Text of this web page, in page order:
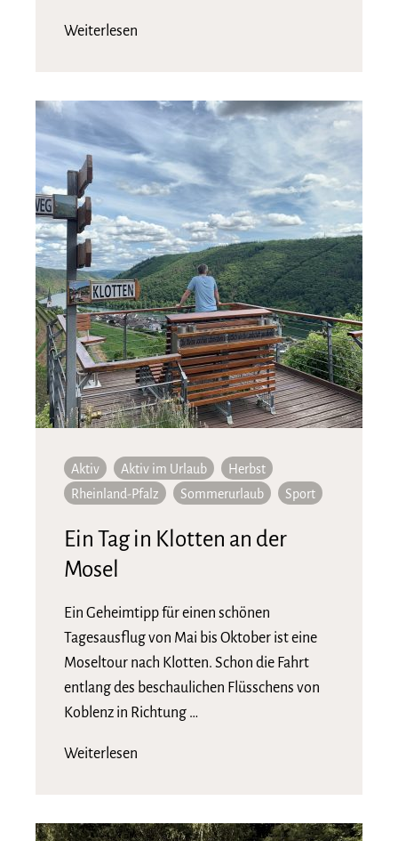
Weiterlesen
Aktiv Aktiv im Urlaub
Herbst
Rheinland-Pfalz
Sommerurlaub Sport
Ein Tag in Klotten an der
Mosel
Ein Geheimtipp für einen schönen
Tagesausflug von Mai bis Oktober ist eine
Moseltour nach Klotten. Schon die Fahrt
entlang des beschaulichen Flüsschens von
Koblenz in Richtung …
Weiterlesen